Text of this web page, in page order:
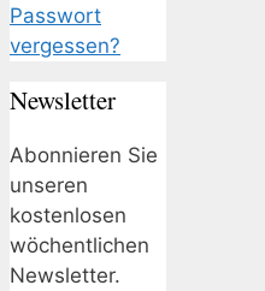
Passwort
vergessen?
Newsletter
Abonnieren Sie
unseren
kostenlosen
wöchentlichen
Newsletter.